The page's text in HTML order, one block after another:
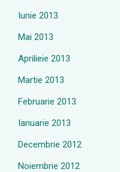
Iunie 2013
Mai 2013
Aprilieie 2013
Martie 2013
Februarie 2013
Ianuarie 2013
Decembrie 2012
Noiembrie 2012